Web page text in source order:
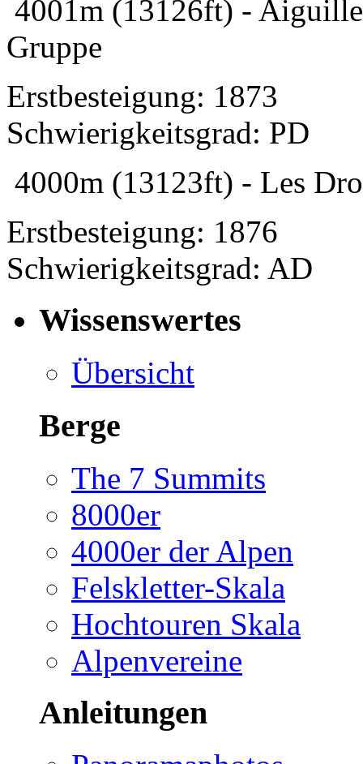
4001m (13126ft) -
Gruppe
Erstbesteigung: 1873
Schwierigkeitsgrad: PD
4000m (13123ft) - Les
Erstbesteigung: 1876
Schwierigkeitsgrad: AD
Wissenswertes
Übersicht
Berge
The 7 Summits
8000er
4000er der Alpen
Felskletter-Skala
Hochtouren Skala
Alpenvereine
Anleitungen